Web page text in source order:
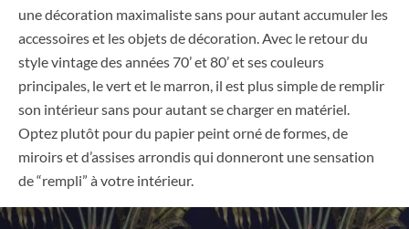
une décoration maximaliste sans pour autant accumuler les
accessoires et les objets de décoration. Avec le retour du
style vintage des années 70’ et 80’ et ses couleurs
principales, le vert et le marron, il est plus simple de remplir
son intérieur sans pour autant se charger en matériel.
Optez plutôt pour du papier peint orné de formes, de
miroirs et d’assises arrondis qui donneront une sensation
de “rempli” à votre intérieur.